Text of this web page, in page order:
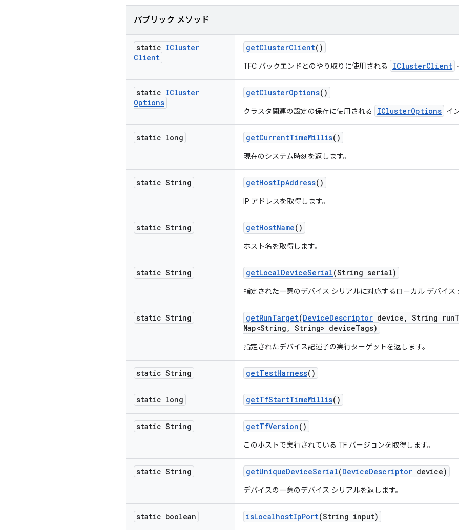
パブリック メソッド
static ICluster
Client
getClusterClient()
TFC バックエンドとのやり取りに使用される IClusterClient
static ICluster
Options
getClusterOptions()
クラスタ関連の設定の保存に使用される IClusterOptions イ
static long getCurrentTimeMillis()
現在のシステム時刻を返します。
static String getHostIpAddress()
IP アドレスを取得します。
static String getHostName()
ホスト名を取得します。
static String getLocalDeviceSerial(String serial)
指定された一意のデバイス シリアルに対応するローカル デバイス
static String getRunTarget(DeviceDescriptor device , String run
Map<String , String> deviceTags)
指定されたデバイス記述子の実行ターゲットを返します。
static String getTestHarness()
static long getTfStartTimeMillis()
static String getTfVersion()
このホストで実行されている TF バージョンを取得します。
static String getUniqueDeviceSerial(DeviceDescriptor device)
デバイスの一意のデバイス シリアルを返します。
static boolean isLocalhostIpPort(String input)